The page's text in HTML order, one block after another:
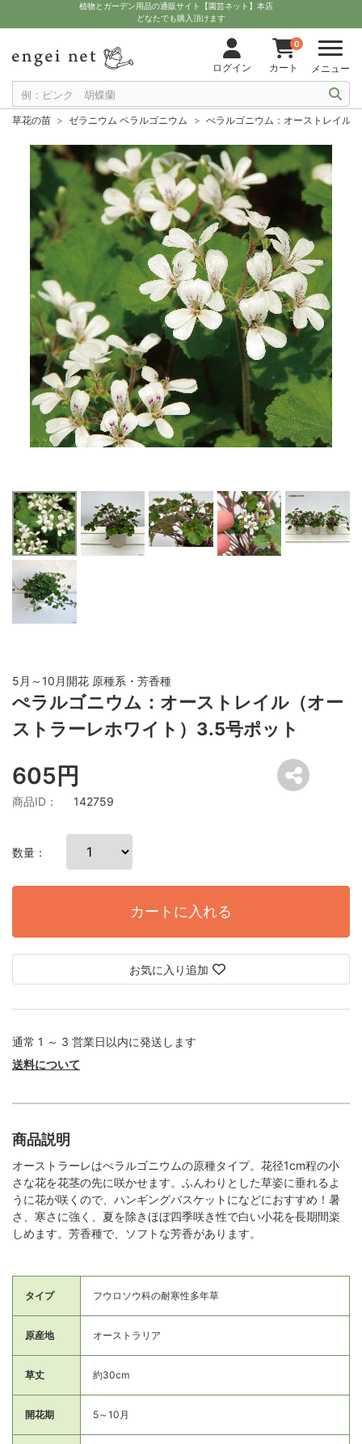
植物とガーデン用品の通販サイト【園芸ネット】本店
どなたでも購入頂けます
ログイン
0
カート メニュー
草花の苗 ゼラニウム ペラルゴニウム ぺラルゴニウム：オーストレイル
5月～10月開花 原種系・芳香種
ぺラルゴニウム：オーストレイル（オー
ストラーレホワイト）3.5号ポット
605円
商品ID： 142759
数量：
カートに入れる
お気に入り追加
通常 1 ～ 3 営業日以内に発送します
送料について
商品説明
オーストラーレはぺラルゴニウムの原種タイプ。花径1cm程の小
さな花を花茎の先に咲かせます。ふんわりとした草姿に垂れるよ
うに花が咲くので、ハンギングバスケットになどにおすすめ！暑
さ、寒さに強く、夏を除きほぼ四季咲き性で白い小花を長期間楽
しめます。芳香種で、ソフトな芳香があります。
タイプ フウロソウ科の耐寒性多年草
原産地 オーストラリア
草丈 約30cm
開花期 5～10月